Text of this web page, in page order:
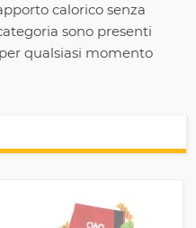
calorico senza
sono presenti
qualsiasi momento